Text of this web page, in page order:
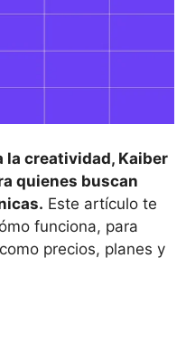
la creatividad, Kaiber
quienes buscan
Este artículo te
funciona, para
precios, planes y